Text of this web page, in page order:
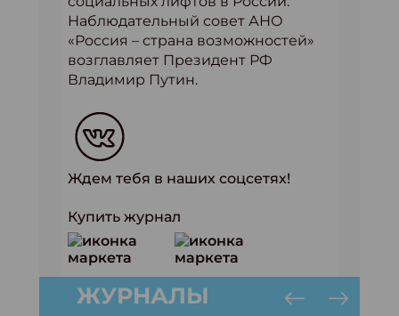
Наблюдательный совет АНО
«Россия – страна возможностей»
возглавляет Президент РФ
Владимир Путин.
Ждем тебя в наших соцсетях!
Купить журнал
ЖУРНАЛЫ